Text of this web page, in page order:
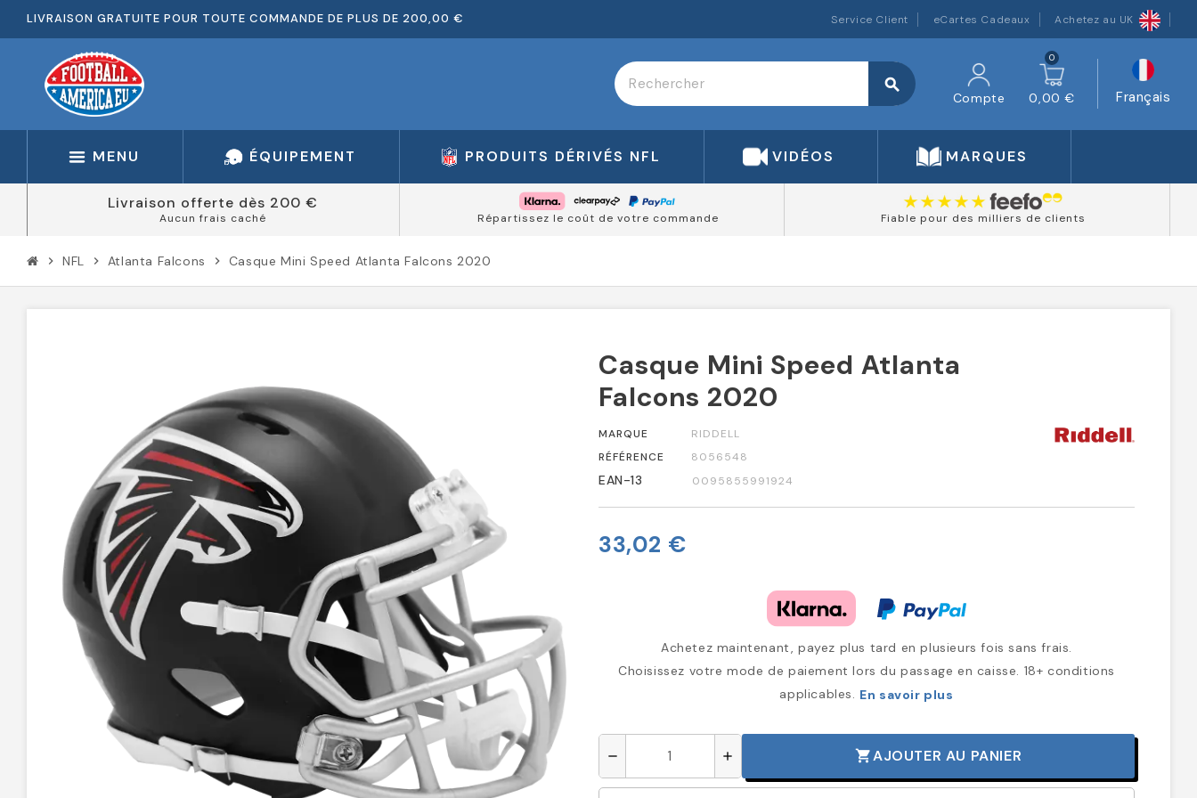
LIVRAISON GRATUITE POUR TOUTE COMMANDE DE PLUS DE 200,00 € Service Client eCartes Cadeaux Achetez au UK
search
Compte
0
0,00 € Français
MENU ÉQUIPEMENT PRODUITS DÉRIVÉS NFL VIDÉOS MARQUES
Livraison offerte dès 200 €
Aucun frais caché Répartissez le coût de votre commande Fiable pour des milliers de clients
chevron_right NFL chevron_right Atlanta Falcons chevron_right Casque Mini Speed Atlanta Falcons 2020
Casque Mini Speed Atlanta
Falcons 2020
MARQUE
RIDDELL
RÉFÉRENCE
8056548
EAN-13 0095855991924
33,02 €
Achetez maintenant, payez plus tard en plusieurs fois sans frais.
Choisissez votre mode de paiement lors du passage en caisse. 18+ conditions
applicables. En savoir plus
remove add shopping_cartAJOUTER AU PANIER